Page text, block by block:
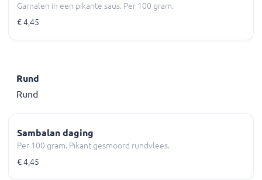
Garnalen in een pikante saus. Per 100 gram.
€ 4,45
Rund
Rund
Sambalan daging
Per 100 gram. Pikant gesmoord rundvlees.
€ 4,45